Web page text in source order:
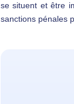
se situent et être
sanctions pénales